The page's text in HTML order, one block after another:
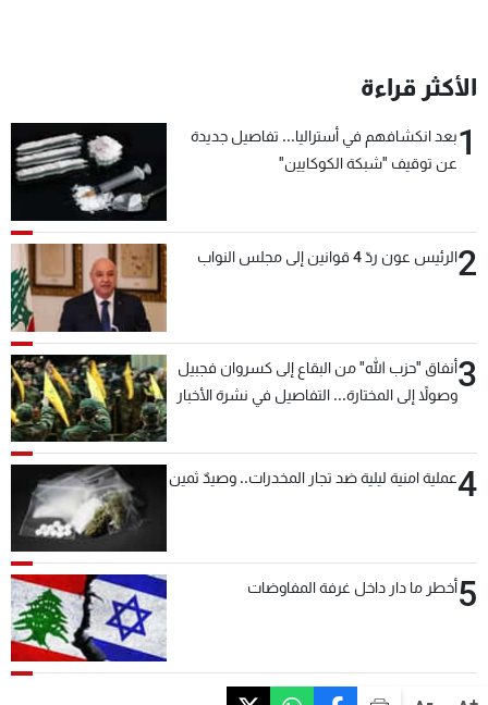
الأكثر قراءة
1بعد انكشافهم في أستراليا... تفاصيل جديدة
عن توقيف "شبكة الكوكايين"
2الرئيس عون ردّ 4 قوانين إلى مجلس النواب
3أنفاق "حزب الله" من البقاع إلى كسروان فجبيل
وصولاً إلى المختارة... التفاصيل في نشرة الأخبار
4عملية امنية ليلية ضد تجار المخدرات.. وصيدٌ ثمين
5أخطر ما دار داخل غرفة المفاوضات